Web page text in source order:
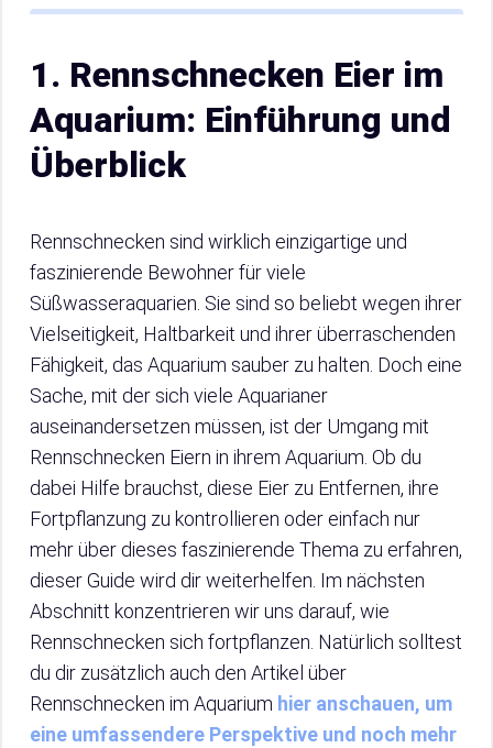
1. Rennschnecken Eier im
Aquarium: Einführung und
Überblick
Rennschnecken sind wirklich einzigartige und
faszinierende Bewohner für viele
Süßwasseraquarien. Sie sind so beliebt wegen ihrer
Vielseitigkeit, Haltbarkeit und ihrer überraschenden
Fähigkeit, das Aquarium sauber zu halten. Doch eine
Sache, mit der sich viele Aquarianer
auseinandersetzen müssen, ist der Umgang mit
Rennschnecken Eiern in ihrem Aquarium. Ob du
dabei Hilfe brauchst, diese Eier zu Entfernen, ihre
Fortpflanzung zu kontrollieren oder einfach nur
mehr über dieses faszinierende Thema zu erfahren,
dieser Guide wird dir weiterhelfen. Im nächsten
Abschnitt konzentrieren wir uns darauf, wie
Rennschnecken sich fortpflanzen. Natürlich solltest
du dir zusätzlich auch den Artikel über
Rennschnecken im Aquarium hier anschauen, um
eine umfassendere Perspektive und noch mehr